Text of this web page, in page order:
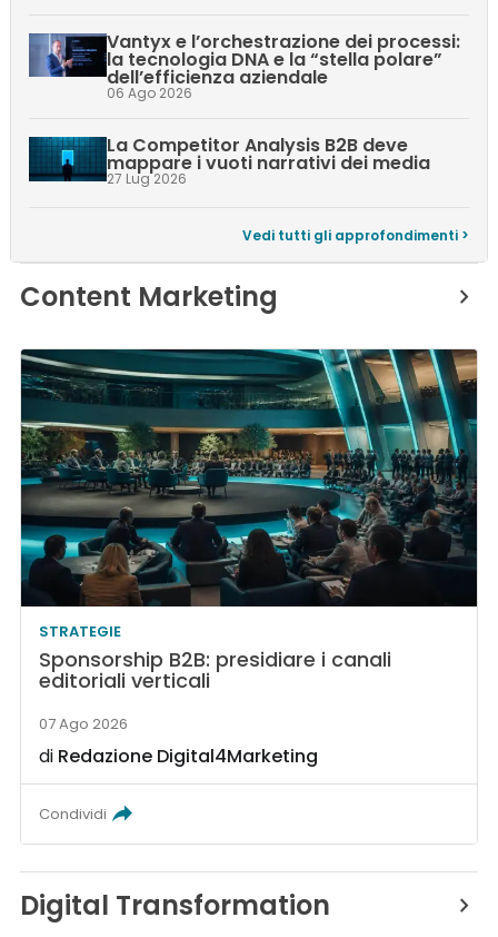
Vantyx e l’orchestrazione dei processi:
la tecnologia DNA e la “stella polare”
dell’efficienza aziendale
06 Ago 2026
La Competitor Analysis B2B deve
mappare i vuoti narrativi dei media
27 Lug 2026
Vedi tutti gli approfondimenti >
Content Marketing
STRATEGIE
Sponsorship B2B: presidiare i canali
editoriali verticali
07 Ago 2026
di Redazione Digital4Marketing
Condividi
Digital Transformation